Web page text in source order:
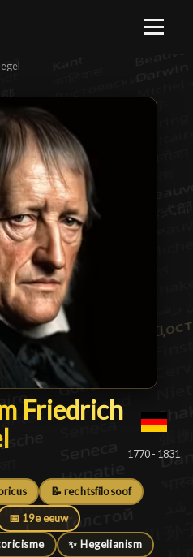
Friedrich
Friedrich
1770 - 1831
📝 rechtsfilosoof
📅 19e eeuw
✨ Hegelianism